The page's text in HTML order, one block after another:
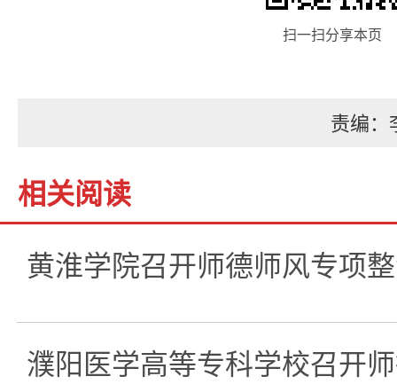
扫一扫分享本页
责编：
相关阅读
黄淮学院召开师德师风专项
濮阳医学高等专科学校召开